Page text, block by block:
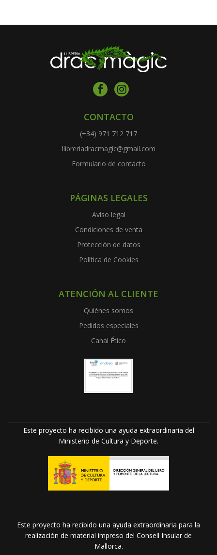
CONTACTO
(+34) 971 712 717
llibreriadracmagic@gmail.com
Formulario de contacto
PÁGINAS LEGALES
Aviso legal
Condiciones de venta
Protección de datos
Política de Cookies
ATENCIÓN AL CLIENTE
Quiénes somos
Pedidos especiales
Canal Ético
Este proyecto ha recibido una ayuda extraordinaria del
Ministerio de Cultura y Deporte.
Este proyecto ha recibido una ayuda extraordinaria para la
realización de material impreso del Consell Insular de
Mallorca.